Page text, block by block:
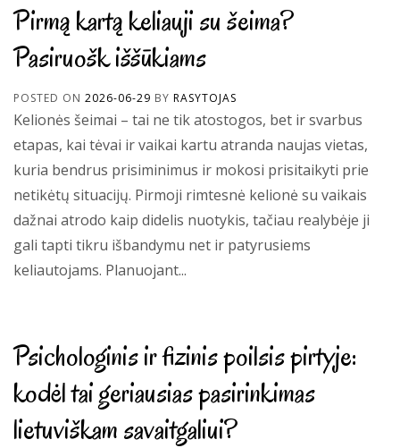
Pirmą kartą keliauji su šeima?
Pasiruošk iššūkiams
POSTED ON 2026-06-29 BY RASYTOJAS
Kelionės šeimai – tai ne tik atostogos, bet ir svarbus
etapas, kai tėvai ir vaikai kartu atranda naujas vietas,
kuria bendrus prisiminimus ir mokosi prisitaikyti prie
netikėtų situacijų. Pirmoji rimtesnė kelionė su vaikais
dažnai atrodo kaip didelis nuotykis, tačiau realybėje ji
gali tapti tikru išbandymu net ir patyrusiems
keliautojams. Planuojant...
Psichologinis ir fizinis poilsis pirtyje:
kodėl tai geriausias pasirinkimas
lietuviškam savaitgaliui?